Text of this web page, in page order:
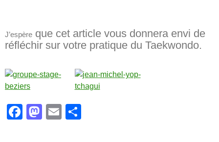
J’espère que cet article vous donnera envi de
réfléchir sur votre pratique du Taekwondo.
F
M
E